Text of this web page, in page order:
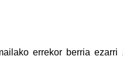
errekor berria ezarri